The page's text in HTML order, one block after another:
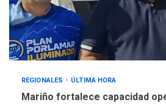
REGIONALES ÚLTIMA HORA
Mariño fortalece capacidad